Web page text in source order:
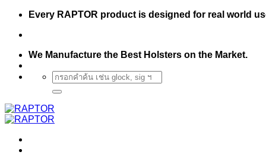
Skip
content
Every RAPTOR product is designed for real world
We Manufacture the Best Holsters on the Market.
Search
for: